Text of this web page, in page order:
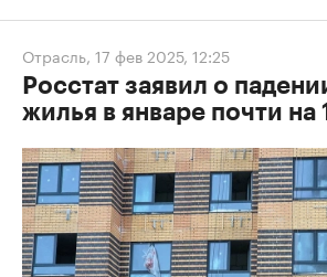
Отрасль, 17 фев 2025, 12:25
Росстат заявил о
жилья в январе почти на